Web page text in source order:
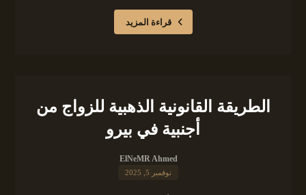
قراءة المزيد
الطريقة القانونية الذهبية للزواج من
أجنبية في بيرو
ElNeMR Ahmed
نوفمبر 5, 2025